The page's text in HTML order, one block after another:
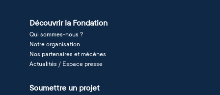
Découvrir la Fondation
Qui sommes-nous ?
Notre organisation
Nos partenaires et mécènes
Actualités / Espace presse
Soumettre un projet